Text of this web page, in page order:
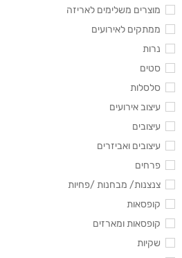
מוצרים משלימים לאריזה
ממתקים לאירועים
נרות
סטים
סלסלות
עיצוב אירועים
עיצובים
עיצובים ואביזרים
פרחים
צנצנות/ מבחנות /פחיות
קופסאות
קופסאות ומארזים
שקיות